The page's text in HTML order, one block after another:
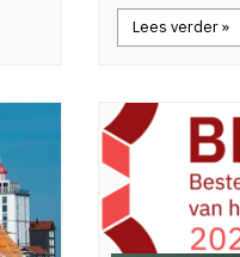
Lees verder »